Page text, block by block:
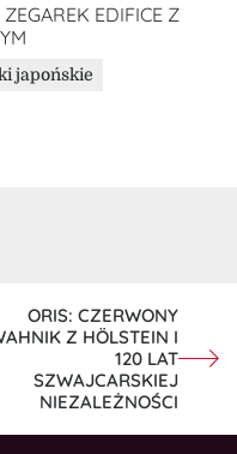
EDIFICE Z
japońskie
ORIS: CZERWONY
Z HÖLSTEIN I
120 LAT
SZWAJCARSKIEJ
NIEZALEŻNOŚCI